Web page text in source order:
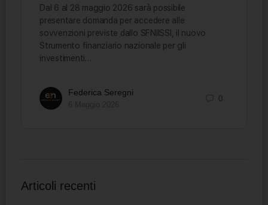
Dal 6 al 28 maggio 2026 sarà possibile
presentare domanda per accedere alle
sovvenzioni previste dallo SFNIISSI, il nuovo
Strumento finanziario nazionale per gli
investimenti…
Federica Seregni
0
Articoli recenti